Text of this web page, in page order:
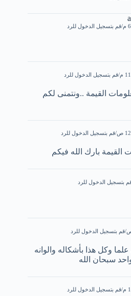
قم بتسجيل الدخول للرد
قم بتسجيل الدخول للرد
القيمة ..ونتمنى لكم
قم بتسجيل الدخول للرد
بارك الله فيكم
بتسجيل الدخول للرد
قم بتسجيل الدخول للرد
وكل هذا بأشكاله والوانه
سبحان الله
قم بتسجيل الدخول للرد